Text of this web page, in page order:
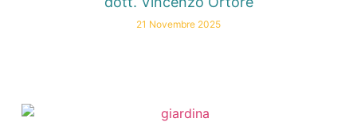
21 Novembre 2025